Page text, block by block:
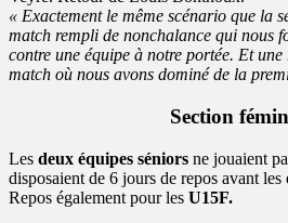
« Exactement le même scénario que la
match rempli de nonchalance qui nous
contre une équipe à notre portée. Et
match où nous avons dominé de la
Section
Les deux équipes séniors ne jouaient
disposaient de 6 jours de repos avant les
Repos également pour les U15F.